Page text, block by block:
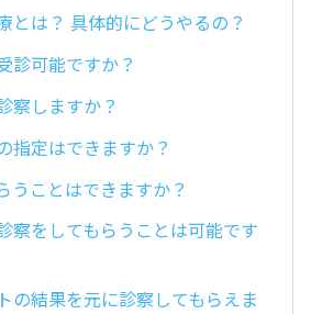
とは？ 具体的にどうやるの？
診可能ですか？
察しますか？
指定はできますか？
うことはできますか？
察をしてもらうことは可能です
の結果を元に診察してもらえま